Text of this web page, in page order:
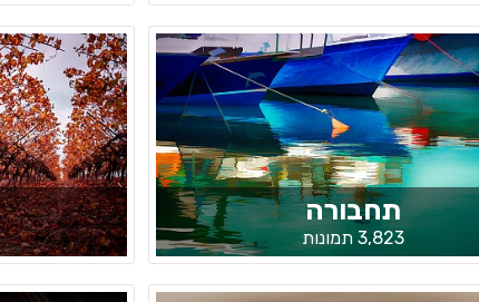
תחבורה
3,823 תמונות